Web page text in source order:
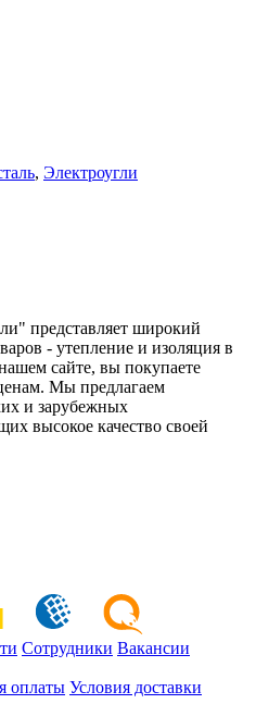
, Электроугли
представляет широкий
- утепление и изоляция в
сайте, вы покупаете
Мы предлагаем
и зарубежных
высокое качество своей
Сотрудники Вакансии
оплаты Условия доставки